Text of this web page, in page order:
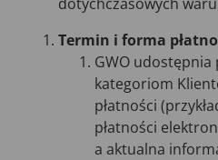
Termin i forma
GWO udostępnia
kategoriom
płatności
płatności
a aktualna